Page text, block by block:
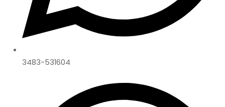
3483-531604